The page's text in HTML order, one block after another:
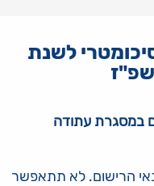
לשנת
במסגרת עתודה
הרישום. לא תתאפשר